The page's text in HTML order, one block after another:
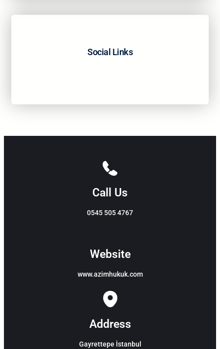
Social Links
Call Us
0545 505 4767
Website
www.azimhukuk.com
Address
Gayrettepe İstanbul